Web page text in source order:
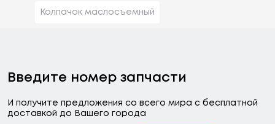
Колпачок маслосъемный
Введите номер запчасти
И получите предложения со всего мира с бесплатной
доставкой до Вашего города